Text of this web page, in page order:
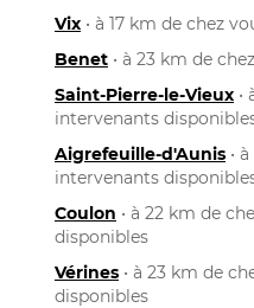
Vix • à 17 km de chez
Benet • à 23 km de
Saint-Pierre-le-Vieux •
intervenants
Aigrefeuille-d'Aunis •
intervenants
Coulon • à 22 km de
disponibles
Vérines • à 23 km de
disponibles